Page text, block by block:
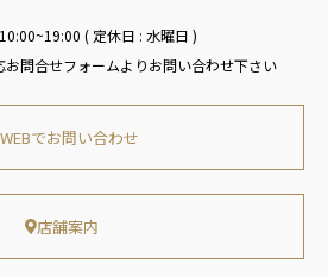
( 定休日 : 水曜日 )
問合せフォームよりお問い合わせ下さい
WEBでお問い合わせ
店舗案内